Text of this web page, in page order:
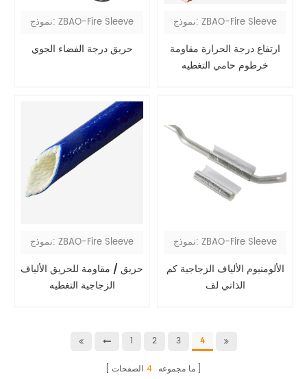
نموذج: ZBAO-Fire Sleeve
حريق درجة الفضاء الجوي
نموذج: ZBAO-Fire Sleeve
ارتفاع درجة الحرارة مقاومة
خرطوم حامي التغطيه
نموذج: ZBAO-Fire Sleeve
حريق / مقاومة للحريق الألياف
الزجاجية التغطيه
نموذج: ZBAO-Fire Sleeve
الألومنيوم الألياف الزجاجية كم
الذاتي لف
1 2 3 4
ما مجموعه 4 الصفحات